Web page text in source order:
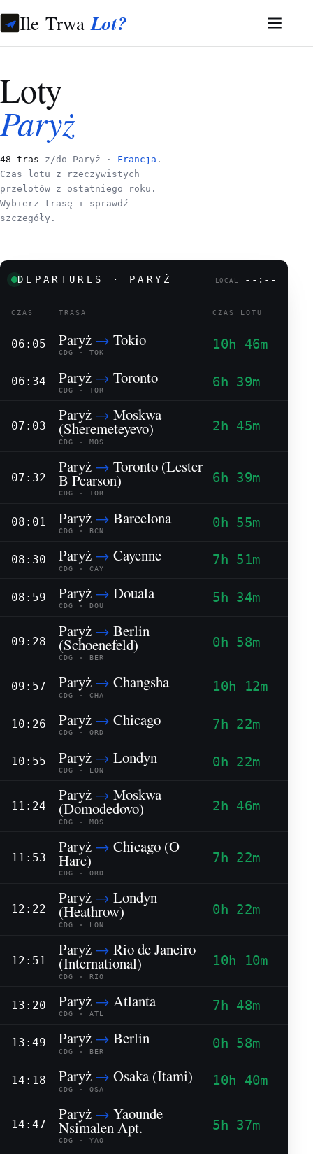
Ile TrwaLot?
Loty
Paryż
48 tras z/do Paryż · Francja .
Czas lotu z rzeczywistych
przelotów z ostatniego roku.
Wybierz trasę i sprawdź
szczegóły.
DEPARTURES · PARYŻ LOCAL --:--
CZAS TRASA CZAS LOTU
06:05 Paryż → Tokio
CDG · TOK
10h 46m
06:34 Paryż → Toronto
CDG · TOR
6h 39m
07:03
Paryż → Moskwa
(Sheremeteyevo)
CDG · MOS
2h 45m
07:32
Paryż → Toronto (Lester
B Pearson)
CDG · TOR
6h 39m
08:01 Paryż → Barcelona
CDG · BCN
0h 55m
08:30 Paryż → Cayenne
CDG · CAY
7h 51m
08:59 Paryż → Douala
CDG · DOU
5h 34m
09:28
Paryż → Berlin
(Schoenefeld)
CDG · BER
0h 58m
09:57 Paryż → Changsha
CDG · CHA
10h 12m
10:26 Paryż → Chicago
CDG · ORD
7h 22m
10:55 Paryż → Londyn
CDG · LON
0h 22m
11:24
Paryż → Moskwa
(Domodedovo)
CDG · MOS
2h 46m
11:53
Paryż → Chicago (O
Hare)
CDG · ORD
7h 22m
12:22
Paryż → Londyn
(Heathrow)
CDG · LON
0h 22m
12:51
Paryż → Rio de Janeiro
(International)
CDG · RIO
10h 10m
13:20 Paryż → Atlanta
CDG · ATL
7h 48m
13:49 Paryż → Berlin
CDG · BER
0h 58m
14:18 Paryż → Osaka (Itami)
CDG · OSA
10h 40m
14:47
Paryż → Yaounde
Nsimalen Apt.
CDG · YAO
5h 37m